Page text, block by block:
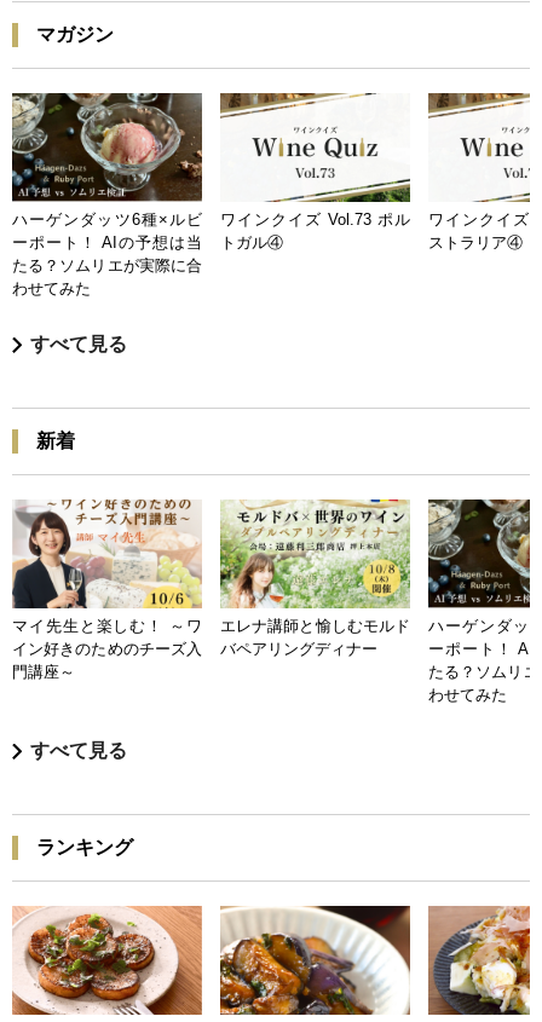
マガジン
ハーゲンダッツ6種×ルビ
ーポート！ AIの予想は当
たる？ソムリエが実際に合
わせてみた
ワインクイズ Vol.73 ポル
トガル④
ワインクイズ
ストラリア④
すべて見る
新着
マイ先生と楽しむ！ ～ワ
イン好きのためのチーズ入
門講座～
エレナ講師と愉しむモルド
バペアリングディナー
ハーゲンダッ
ーポート！ AI
たる？ソムリ
わせてみた
すべて見る
ランキング